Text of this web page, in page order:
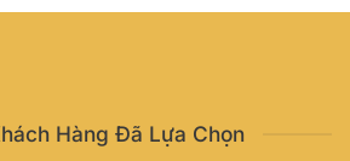
Hàng Đã Lựa Chọn